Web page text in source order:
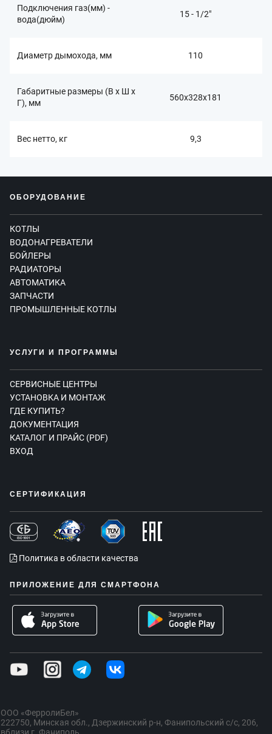
Подключения газ(мм) -
вода(дюйм)
15 - 1/2"
Диаметр дымохода, мм 110
Габаритные размеры (В x Ш x
Г), мм
560х328х181
Вес нетто, кг 9,3
ОБОРУДОВАНИЕ
КОТЛЫ
ВОДОНАГРЕВАТЕЛИ
БОЙЛЕРЫ
РАДИАТОРЫ
АВТОМАТИКА
ЗАПЧАСТИ
ПРОМЫШЛЕННЫЕ КОТЛЫ
УСЛУГИ И ПРОГРАММЫ
СЕРВИСНЫЕ ЦЕНТРЫ
УСТАНОВКА И МОНТАЖ
ГДЕ КУПИТЬ?
ДОКУМЕНТАЦИЯ
КАТАЛОГ И ПРАЙС (PDF)
ВХОД
СЕРТИФИКАЦИЯ
Политика в области качества
ПРИЛОЖЕНИЕ ДЛЯ СМАРТФОНА
ООО «ФерролиБел»
222750, Минская обл., Дзержинский р-н, Фанипольский с/с, 206,